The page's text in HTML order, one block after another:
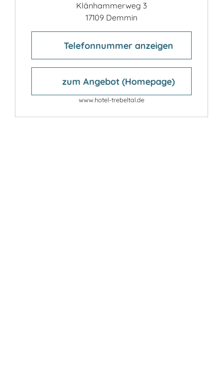
Klänhammerweg 3
17109 Demmin
Telefonnummer anzeigen
zum Angebot (Homepage)
www.hotel-trebeltal.de